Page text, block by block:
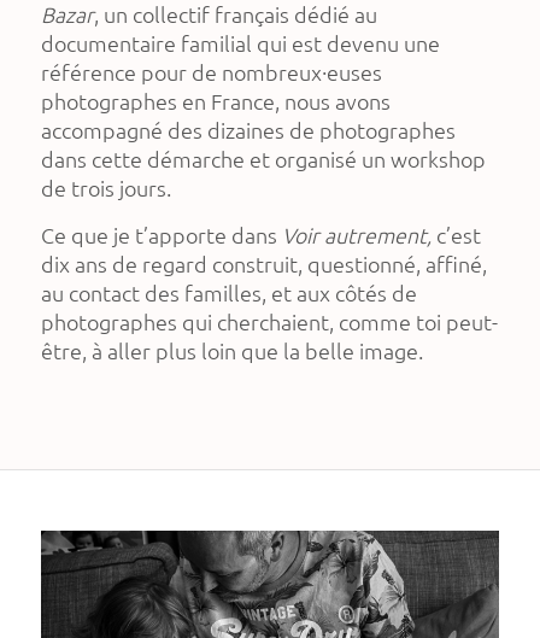
Bazar, un collectif français dédié au
documentaire familial qui est devenu une
référence pour de nombreux·euses
photographes en France, nous avons
accompagné des dizaines de photographes
dans cette démarche et organisé un workshop
de trois jours.
Ce que je t’apporte dans Voir autrement, c’est
dix ans de regard construit, questionné, affiné,
au contact des familles, et aux côtés de
photographes qui cherchaient, comme toi peut-
être, à aller plus loin que la belle image.